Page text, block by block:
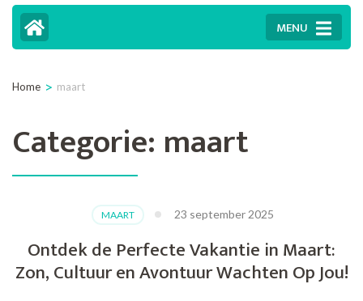
MENU
Home > maart
Categorie: maart
MAART 23 september 2025
Ontdek de Perfecte Vakantie in Maart:
Zon, Cultuur en Avontuur Wachten Op Jou!